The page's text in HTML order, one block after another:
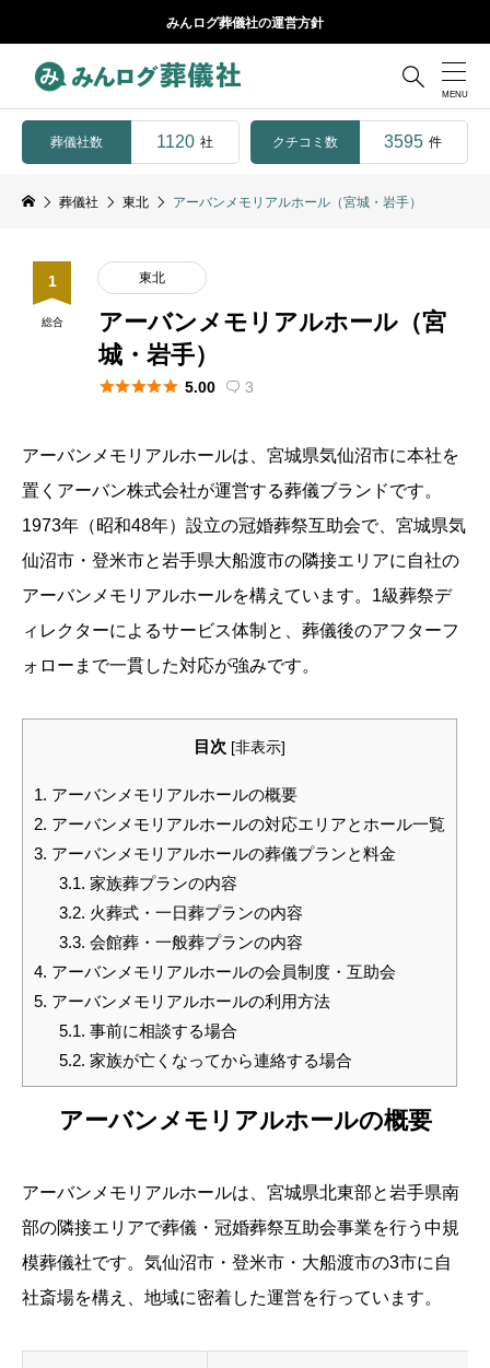
みんログ葬儀社の運営方針

葬儀社数 1120 社 クチコミ数 3595 件
葬儀社 東北 アーバンメモリアルホール（宮城・岩手）
1
総合
東北
アーバンメモリアルホール（宮
城・岩手）
 5.00  3
アーバンメモリアルホールは、宮城県気仙沼市に本社を
置くアーバン株式会社が運営する葬儀ブランドです。
1973年（昭和48年）設立の冠婚葬祭互助会で、宮城県気
仙沼市・登米市と岩手県大船渡市の隣接エリアに自社の
アーバンメモリアルホールを構えています。1級葬祭デ
ィレクターによるサービス体制と、葬儀後のアフターフ
ォローまで一貫した対応が強みです。
目次 [非表示]
1. アーバンメモリアルホールの概要
2. アーバンメモリアルホールの対応エリアとホール一覧
3. アーバンメモリアルホールの葬儀プランと料金
3.1. 家族葬プランの内容
3.2. 火葬式・一日葬プランの内容
3.3. 会館葬・一般葬プランの内容
4. アーバンメモリアルホールの会員制度・互助会
5. アーバンメモリアルホールの利用方法
5.1. 事前に相談する場合
5.2. 家族が亡くなってから連絡する場合
アーバンメモリアルホールの概要
アーバンメモリアルホールは、宮城県北東部と岩手県南
部の隣接エリアで葬儀・冠婚葬祭互助会事業を行う中規
模葬儀社です。気仙沼市・登米市・大船渡市の3市に自
社斎場を構え、地域に密着した運営を行っています。